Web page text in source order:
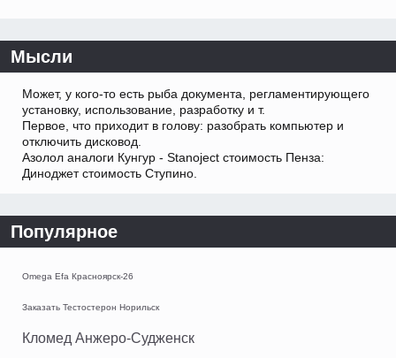
Мысли
Может, у кого-то есть рыба документа, регламентирующего
установку, использование, разработку и т.
Первое, что приходит в голову: разобрать компьютер и
отключить дисковод.
Азолол аналоги Кунгур - Stanoject стоимость Пенза:
Диноджет стоимость Ступино.
Популярное
Omega Efa Красноярск-26
Заказать Тестостерон Норильск
Кломед Анжеро-Судженск